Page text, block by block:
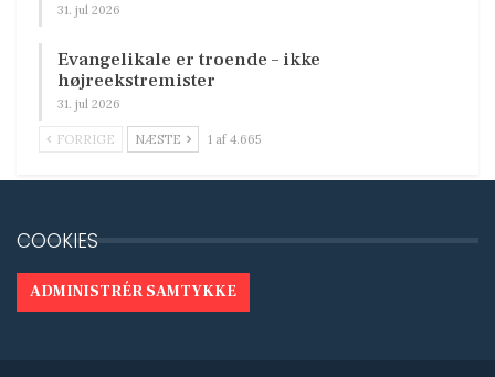
31. jul 2026
Evangelikale er troende – ikke
højreekstremister
31. jul 2026
FORRIGE NÆSTE 1 af 4.665
COOKIES
ADMINISTRÉR SAMTYKKE